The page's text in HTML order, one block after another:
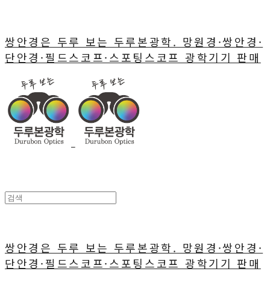
쌍안경은 두루 보는 두루본광학. 망원경·쌍안경·
단안경·필드스코프·스포팅스코프 광학기기 판매
쌍안경은 두루 보는 두루본광학. 망원경·쌍안경·
단안경·필드스코프·스포팅스코프 광학기기 판매